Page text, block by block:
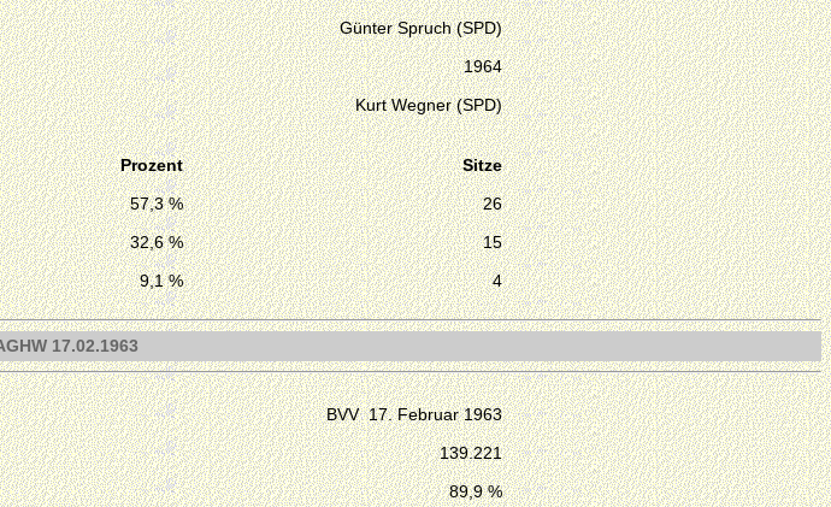
Günter Spruch (SPD)
1964
Kurt Wegner (SPD)
Prozent
Sitze
57,3 %
26
32,6 %
15
9,1 % 4
17.02.1963
BVV 17. Februar 1963
139.221
89,9 %